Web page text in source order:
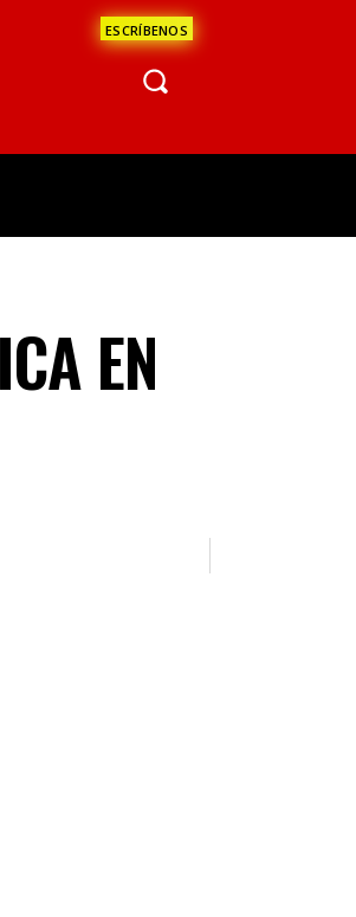
ESCRÍBENOS
93.1 FM | GUADALAJARA 1510 AM | LA
EN